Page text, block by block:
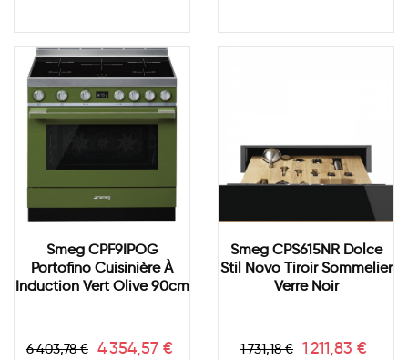
Smeg CPF9IPOG
Portofino Cuisinière À
Induction Vert Olive 90cm
Prix
6 403,78 € Prix
4 354,57 €
Smeg CPS615NR Dolce
Stil Novo Tiroir Sommelier
Verre Noir
Prix
1 731,18 € Prix
1 211,83 €